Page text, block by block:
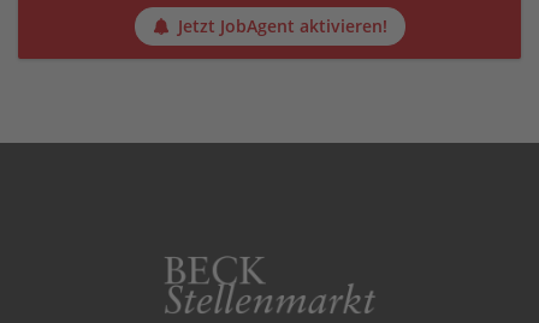
Jetzt JobAgent aktivieren!